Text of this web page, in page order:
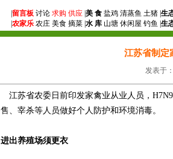
留言板 讨论 求购 供应 美 食 盐鸡 清蒸鱼 土猪 | 生
农家乐 农庄 美食 摘菜 | 水 库 山塘 休闲屋 钓鱼 | 生
江苏省制定
发表于
江苏省农委日前印发家禽业从业人员，
售、宰杀等人员做好个人防护和环境消毒。
进出养殖场须更衣